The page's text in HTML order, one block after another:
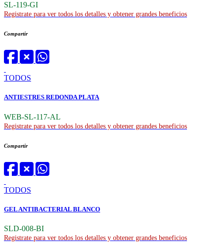
SL-119-GI
Registrate para ver todos los detalles y obtener grandes beneficios
Compartir
TODOS
ANTIESTRES REDONDA PLATA
WEB-SL-117-AL
Registrate para ver todos los detalles y obtener grandes beneficios
Compartir
TODOS
GEL ANTIBACTERIAL BLANCO
SLD-008-BI
Registrate para ver todos los detalles y obtener grandes beneficios